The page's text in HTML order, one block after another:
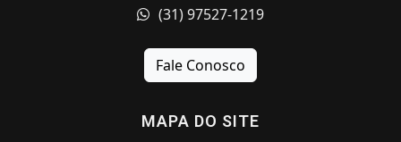
(31) 97527-1219
Fale Conosco
MAPA DO SITE